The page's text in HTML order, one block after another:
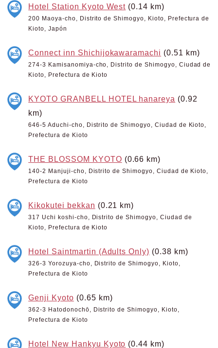
Hotel Station Kyoto West (0.14 km)
200 Maoya-cho, Distrito de Shimogyo, Kioto, Prefectura de
Kioto, Japón
Connect inn Shichijokawaramachi (0.51 km)
274-3 Kamisanomiya-cho, Distrito de Shimogyo, Ciudad de
Kioto, Prefectura de Kioto
KYOTO GRANBELL HOTEL hanareya (0.92
km)
646-5 Aduchi-cho, Distrito de Shimogyo, Ciudad de Kioto,
Prefectura de Kioto
THE BLOSSOM KYOTO (0.66 km)
140-2 Manjuji-cho, Distrito de Shimogyo, Ciudad de Kioto,
Prefectura de Kioto
Kikokutei bekkan (0.21 km)
317 Uchi koshi-cho, Distrito de Shimogyo, Ciudad de
Kioto, Prefectura de Kioto
Hotel Saintmartin (Adults Only) (0.38 km)
326-3 Yorozuya-cho, Distrito de Shimogyo, Kioto,
Prefectura de Kioto
Genji Kyoto (0.65 km)
362-3 Hatodonochō, Distrito de Shimogyo, Kioto,
Prefectura de Kioto
Hotel New Hankyu Kyoto (0.44 km)